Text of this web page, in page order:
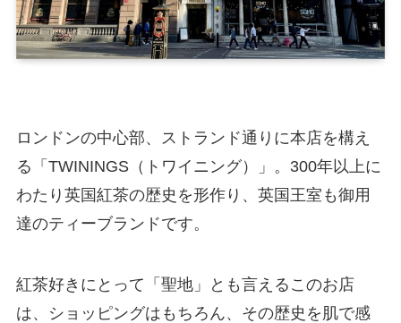
ロンドンの中心部、ストランド通りに本店を構え
る「TWININGS（トワイニング）」。300年以上に
わたり英国紅茶の歴史を形作り、英国王室も御用
達のティーブランドです。
紅茶好きにとって「聖地」とも言えるこのお店
は、ショッピングはもちろん、その歴史を肌で感